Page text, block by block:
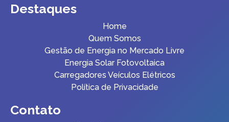
Destaques
Home
Quem Somos
Gestão de Energia no Mercado Livre
Energia Solar Fotovoltaica
Carregadores Veículos Elétricos
Política de Privacidade
Contato